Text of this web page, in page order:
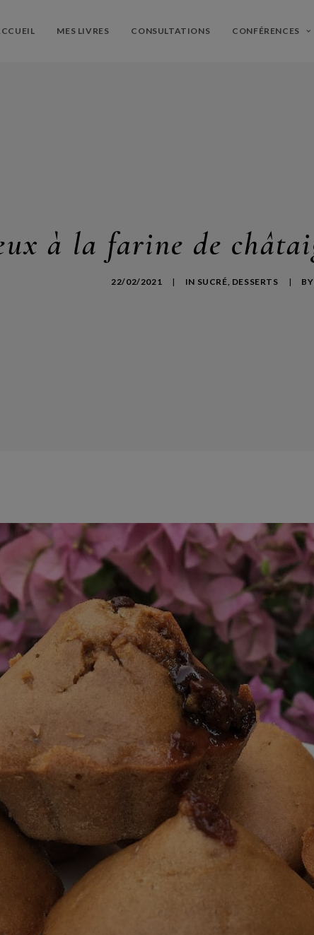
MES LIVRES CONSULTATIONS CONFÉRENCES
à la farine de
22/02/2021 | IN SUCRÉ, DESSERTS | BY